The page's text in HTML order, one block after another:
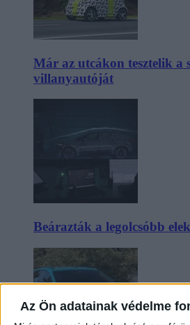
Az Ön adatainak védelme
Már az utcákon tesztelik a
villanyautóját
Beárazták a legolcsóbb